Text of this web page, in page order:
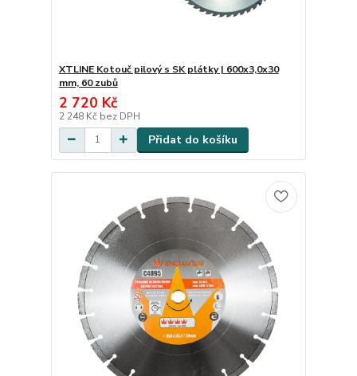
XTLINE Kotouč pilový s SK plátky | 600x3,0x30
mm, 60 zubů
2 720 Kč
2 248 Kč bez DPH
Přidat do košíku